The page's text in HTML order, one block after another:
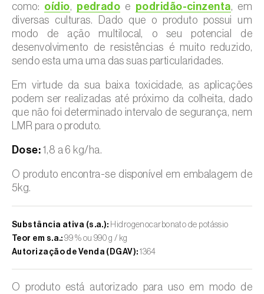
como: oídio, pedrado e podridão-cinzenta, em
diversas culturas. Dado que o produto possui um
modo de ação multilocal, o seu potencial de
desenvolvimento de resistências é muito reduzido,
sendo esta uma uma das suas particularidades.
Em virtude da sua baixa toxicidade, as aplicações
podem ser realizadas até próximo da colheita, dado
que não foi determinado intervalo de segurança, nem
LMR para o produto.
Dose: 1,8 a 6 kg/ha.
O produto encontra-se disponível em embalagem de
5kg.
Substância ativa (s.a.): Hidrogenocarbonato de potássio
Teor em s.a.: 99 % ou 990 g / kg
Autorização de Venda (DGAV): 1364
O produto está autorizado para uso em modo de